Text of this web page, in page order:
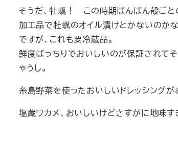
そうだ、牡蠣！ この時期ばんばん殻ごと
加工品で牡蠣のオイル漬けとかないのか
ですが、これも要冷蔵品。
鮮度ばっちりでおいしいのが保証されて
ゃうし。
糸島野菜を使ったおいしいドレッシングが
塩蔵ワカメ、おいしいけどさすがに地味